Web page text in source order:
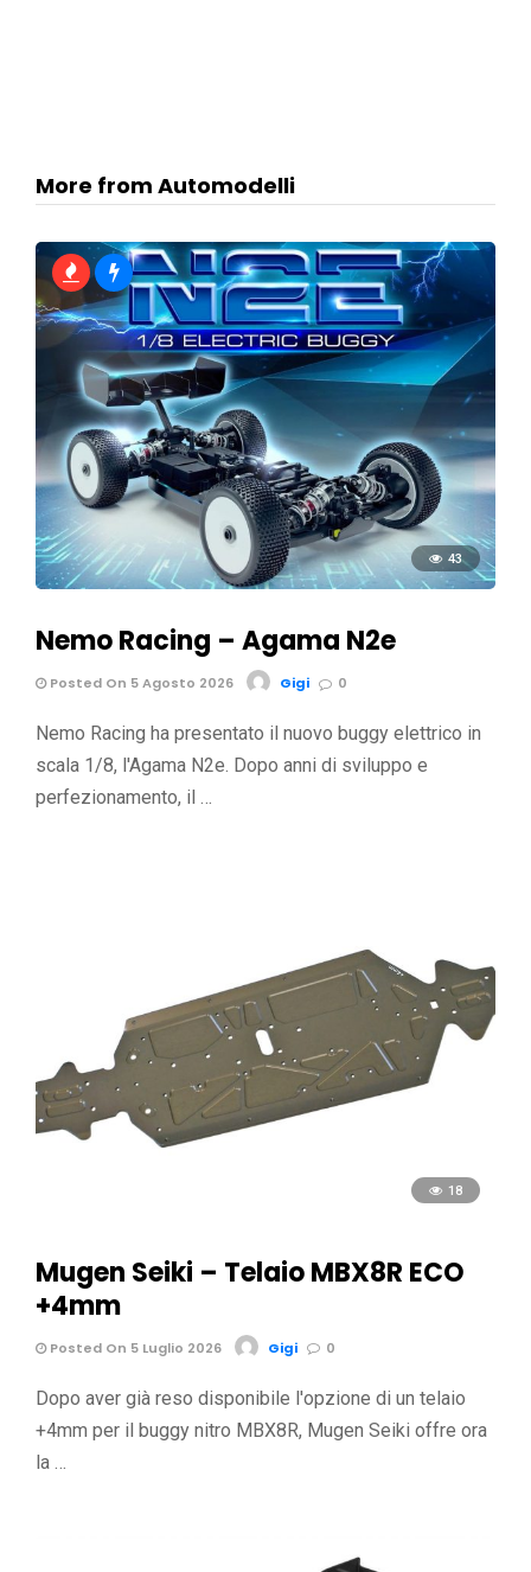
More from Automodelli
43
Nemo Racing – Agama N2e
Posted On 5 Agosto 2026 Gigi 0
Nemo Racing ha presentato il nuovo buggy elettrico in
scala 1/8, l'Agama N2e. Dopo anni di sviluppo e
perfezionamento, il …
18
Mugen Seiki – Telaio MBX8R ECO
+4mm
Posted On 5 Luglio 2026 Gigi 0
Dopo aver già reso disponibile l'opzione di un telaio
+4mm per il buggy nitro MBX8R, Mugen Seiki offre ora
la …